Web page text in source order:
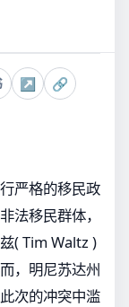
↗ 🔗
严格的移民政
法移民群体，
( Tim Waltz )
，明尼苏达州
次的冲突中滥